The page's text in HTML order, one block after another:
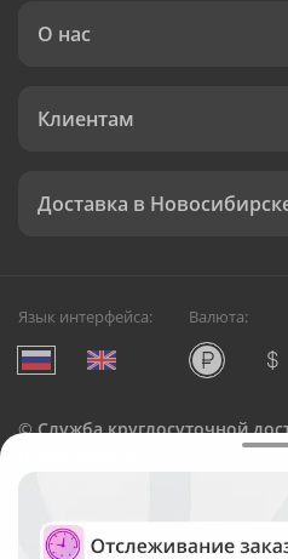
О нас
Клиентам
Доставка в
Язык интерфейса: Валюта:
©Служба круглосуточной
Русский Букет, 2026
Общество с ограниченной
ОГРН: 1195476081745, ИНН: